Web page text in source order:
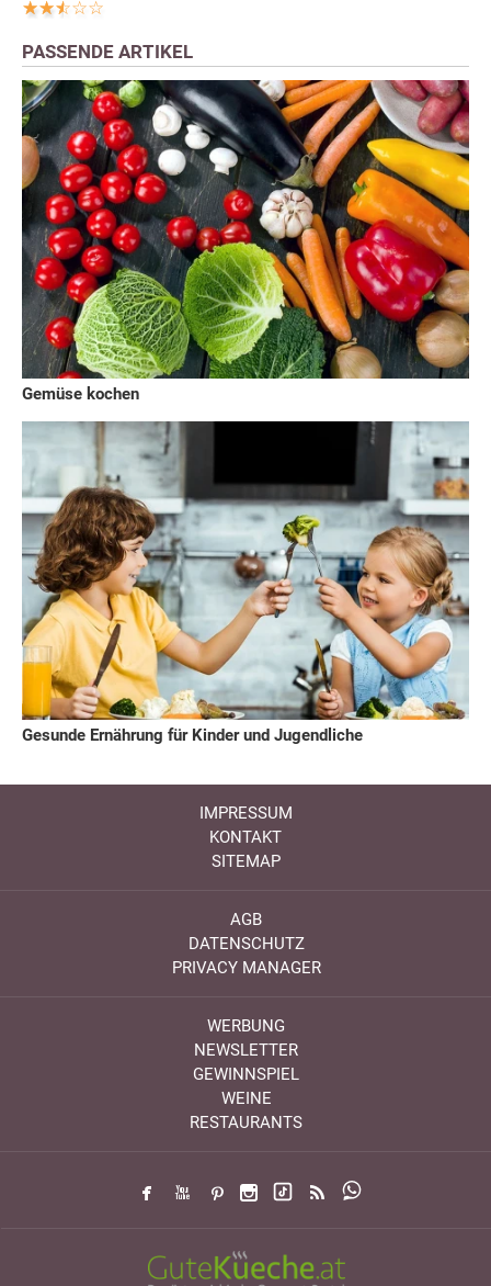
PASSENDE ARTIKEL
Gemüse kochen
Gesunde Ernährung für Kinder und Jugendliche
IMPRESSUM
KONTAKT
SITEMAP
AGB
DATENSCHUTZ
PRIVACY MANAGER
WERBUNG
NEWSLETTER
GEWINNSPIEL
WEINE
RESTAURANTS